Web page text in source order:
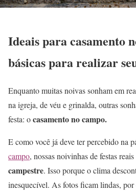
Ideais para casamento
básicas para realizar
Enquanto muitas noivas sonham em
na igreja, de véu e grinalda, outras
festa: ocasamento no campo.
E como você já deve ter percebido na
campo, nossas noivinhas de festas reais
campestre. Isso porque o clima
inesquecível. As fotos ficam lindas, por